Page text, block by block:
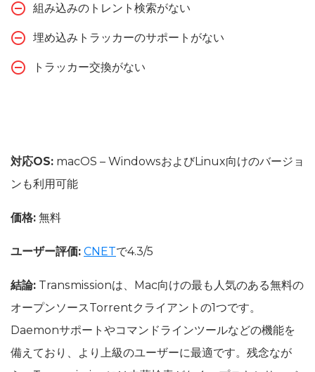
組み込みのトレント検索がない
埋め込みトラッカーのサポートがない
トラッカー交換がない
対応OS: macOS – WindowsおよびLinux向けのバージョ
ンも利用可能
価格: 無料
ユーザー評価: CNETで4.3/5
結論: Transmissionは、Mac向けの最も人気のある無料の
オープンソースTorrentクライアントの1つです。
Daemonサポートやコマンドラインツールなどの機能を
備えており、より上級のユーザーに最適です。残念なが